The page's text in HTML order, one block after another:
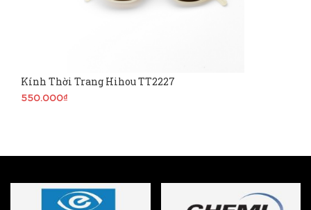
Kính Thời Trang Hihou TT2227
550.000₫